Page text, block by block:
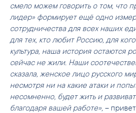
смело можем говорить о том, что
лидер» формирует ещё одно
сотрудничества для всех наших
для тех, кто любит Россию, для
культура, наша история остаются
сейчас не жили. Наши
сказала, женское лицо русского
несмотря ни на какие атаки и
несомненно, будет жить и
благодаря вашей работе», –